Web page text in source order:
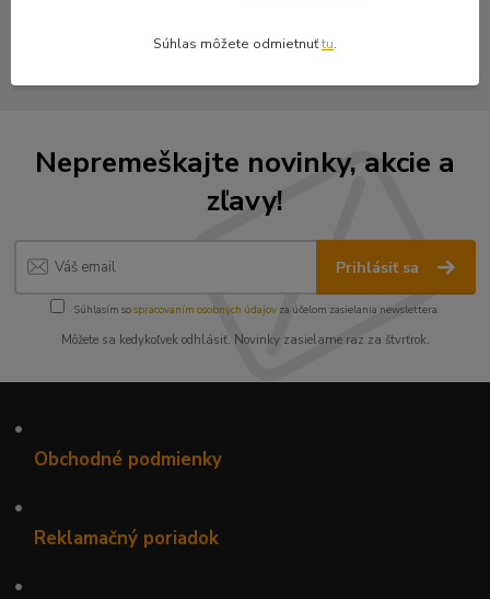
Nepremeškajte novinky, akcie a
zľavy!
Prihlásiť sa
Súhlasím sospracovaním osobných údajov za účelom zasielania newslettera.
Môžete sa kedykoľvek odhlásiť. Novinky zasielame raz za štvrťrok.
•
Obchodné podmienky
•
Reklamačný poriadok
•
Súhlas môžete odmietnuťtu.